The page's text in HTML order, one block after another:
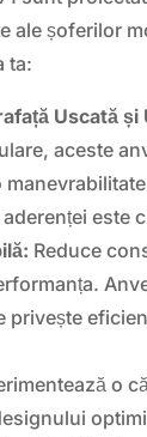
ale șoferilor
ta:
Uscată și
aceste
este
Reduce
privește
o